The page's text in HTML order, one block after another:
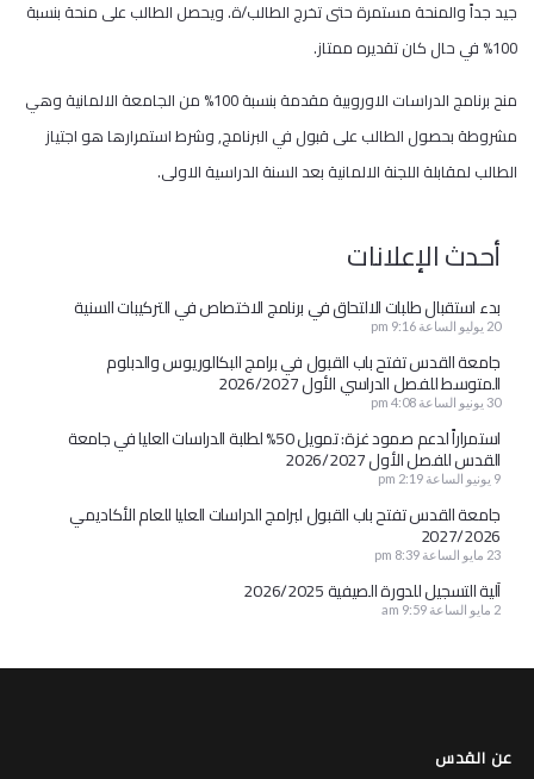
جيد جداً والمنحة مستمرة حتى تخرج الطالب/ة. ويحصل الطالب على منحة بنسبة
100% في حال كان تقديره ممتاز.
منح برنامج الدراسات الاوروبية مقدمة بنسبة 100% من الجامعة الالمانية وهي
مشروطة بحصول الطالب على قبول في البرنامج, وشرط استمرارها هو اجتياز
الطالب لمقابلة اللجنة الالمانية بعد السنة الدراسية الاولى.
أحدث الإعلانات
بدء استقبال طلبات الالتحاق في برنامج الاختصاص في التركيبات السنية
20 يوليو الساعة 9:16 pm
جامعة القدس تفتح باب القبول في برامج البكالوريوس والدبلوم
المتوسط للفصل الدراسي الأول 2026/2027
30 يونيو الساعة 4:08 pm
استمراراً لدعم صمود غزة: تمويل 50% لطلبة الدراسات العليا في جامعة
القدس للفصل الأول 2026/2027
9 يونيو الساعة 2:19 pm
جامعة القدس تفتح باب القبول لبرامج الدراسات العليا للعام الأكاديمي
2027/2026
23 مايو الساعة 8:39 pm
آلية التسجيل للدورة الصيفية 2026/2025
2 مايو الساعة 9:59 am
عن القدس